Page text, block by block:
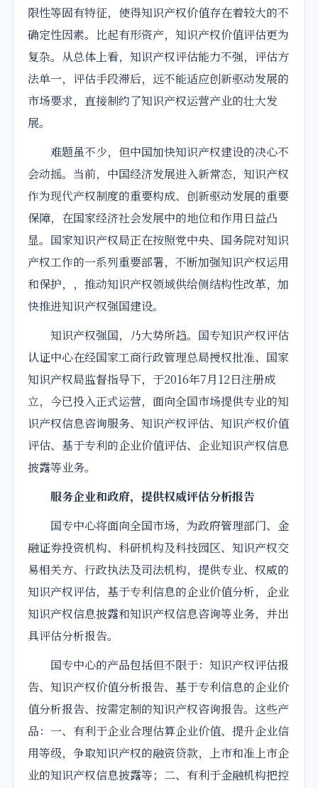
限性等固有特征，使得知识产权价值存在着较大的不
确定性因素。比起有形资产，知识产权价值评估更为
复杂。从总体上看，知识产权评估能力不强，评估方
法单一，评估手段滞后，远不能适应创新驱动发展的
市场要求，直接制约了知识产权运营产业的壮大发
展。
难题虽不少，但中国加快知识产权建设的决心不
会动摇。当前，中国经济发展进入新常态，知识产权
作为现代产权制度的重要构成、创新驱动发展的重要
保障，在国家经济社会发展中的地位和作用日益凸
显。国家知识产权局正在按照党中央、国务院对知识
产权工作的一系列重要部署，不断加强知识产权运用
和保护，，推动知识产权领域供给侧结构性改革，加
快推进知识产权强国建设。
知识产权强国，乃大势所趋。国专知识产权评估
认证中心在经国家工商行政管理总局授权批准、国家
知识产权局监督指导下，于2016年7月12日注册成
立，今已投入正式运营，面向全国市场提供专业的知
识产权信息咨询服务、知识产权评估、知识产权价值
评估、基于专利的企业价值评估、企业知识产权信息
披露等业务。
服务企业和政府，提供权威评估分析报告
国专中心将面向全国市场，为政府管理部门、金
融证券投资机构、科研机构及科技园区、知识产权交
易相关方、行政执法及司法机构，提供专业、权威的
知识产权评估，基于专利信息的企业价值分析，企业
知识产权信息披露和知识产权信息咨询等业务，并出
具评估分析报告。
国专中心的产品包括但不限于：知识产权评估报
告、知识产权价值分析报告、基于专利信息的企业价
值分析报告、按需定制的知识产权咨询报告。这些产
品：一、有利于企业合理估算企业价值、提升企业信
用等级，争取知识产权的融资贷款，上市和准上市企
业的知识产权信息披露等；二、有利于金融机构把控